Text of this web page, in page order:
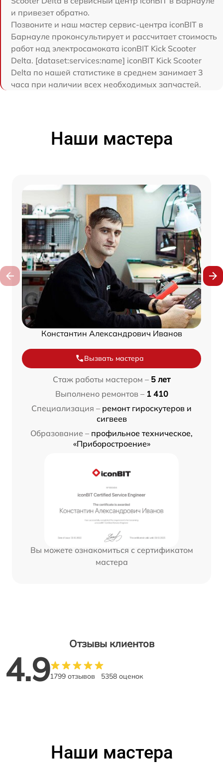
и привезет обратно.
Позвоните и наш мастер сервис-центра iconBIT в
Барнауле проконсультирует и рассчитает стоимость
работ над электросамоката iconBIT Kick Scooter
Delta. [dataset:services:name] iconBIT Kick Scooter
Delta по нашей статистике в среднем занимает 3
часа при наличии всех необходимых запчастей.
Наши мастера
Константин Александрович Иванов
Вызвать мастера
Стаж работы мастером – 5 лет
Выполнено ремонтов – 1 410
Специализация – ремонт гироскутеров и
сигвеев
Образование – профильное техническое,
«Приборостроение»
Вы можете ознакомиться с сертификатом
мастера
Отзывы клиентов
4.91799 отзывов 5358 оценок
Наши мастера